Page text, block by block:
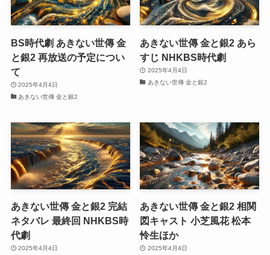
BS時代劇 あきない世傳 金
と銀2 再放送の予定につい
て
2025年4月4日
あきない世傳 金と銀2
あきない世傳 金と銀2 あら
すじ NHKBS時代劇
2025年4月4日
あきない世傳 金と銀2
あきない世傳 金と銀2 完結
ネタバレ 最終回 NHKBS時
代劇
2025年4月4日
あきない世傳 金と銀2 相関
図キャスト 小芝風花 松本
怜生ほか
2025年4月4日